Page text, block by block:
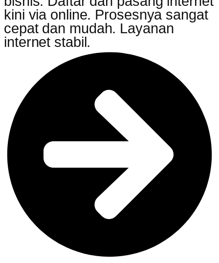
kini via online. Prosesnya sangat
cepat dan mudah. Layanan
internet stabil.